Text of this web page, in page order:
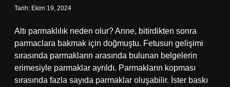
Tarih: Ekim 19, 2024
Altı parmaklılık neden olur? Anne, bitirdikten sonra
parmaclara bakmak için doğmuştu. Fetusun gelişimi
sırasında parmakların arasında bulunan belgelerin
erimesiyle parmaklar ayrıldı. Parmakların kopması
sırasında fazla sayıda parmaklar oluşabilir. İster baskı